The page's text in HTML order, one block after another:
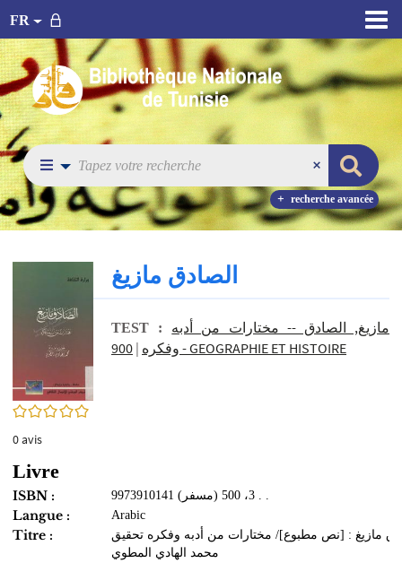
FR
recherche avancée
0/5
0avis
الصادق مازيغ
TEST : مازيغ, الصادق -- مختارات من أدبه
وفكره | 900 - GEOGRAPHIE ET HISTOIRE
Livre
ISBN :
Langue : Arabic
Titre :
مازيغ : [نص مطبوع]/ مختارات من أدبه وفكره تحقيق
محمد الهادي المطوي